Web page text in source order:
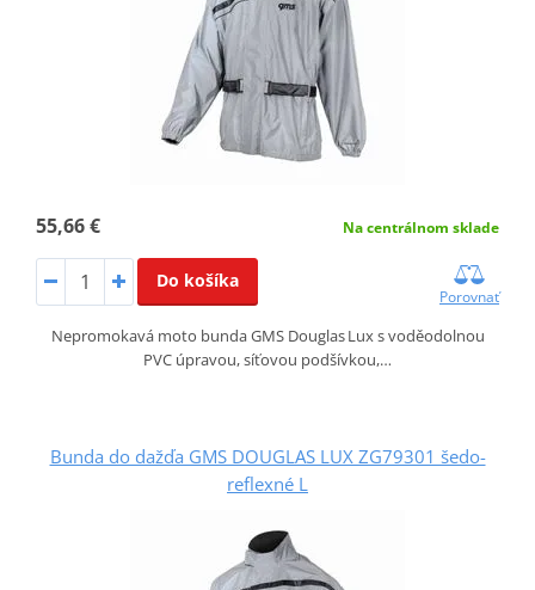
55,66 € Na centrálnom sklade
Do košíka
Porovnať
Nepromokavá moto bunda GMS Douglas Lux s voděodolnou
PVC úpravou, síťovou podšívkou,…
Bunda do dažďa GMS DOUGLAS LUX ZG79301 šedo-
reflexné L